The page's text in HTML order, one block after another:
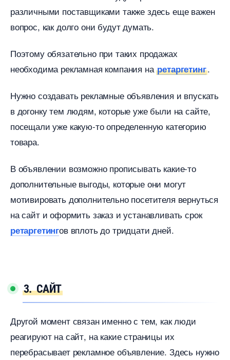
различными поставщиками также здесь еще важен
опрос, как долго они будут думать.
Поэтому обязательно при таких продажах
необходима рекламная компания наретаргетин.
Нужно создавать рекламные объявления и впускать
догонку тем людям, которые уже были на сайте,
посещали уже какую-то определенную категорию
товара.
объявлении возможно прописывать какие-то
дополнительные выгоды, которые они могут
мотивировать дополнительно посетителя вернуться
на сайт и оформить заказ и устанавливать срок
ретаргетинов вплоть до тридцати дней.
3. САЙТ
Другой момент связан именно с тем, как люди
реагируют на сайт, на какие страницы их
перебрасывает рекламное объявление. Здесь нужно